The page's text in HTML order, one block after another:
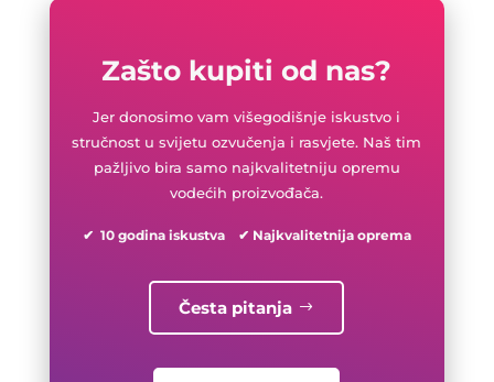
Zašto kupiti od nas?
Jer donosimo vam višegodišnje iskustvo i
stručnost u svijetu ozvučenja i rasvjete. Naš tim
pažljivo bira samo najkvalitetniju opremu
vodećih proizvođača.
✔ 10 godina iskustva ✔ Najkvalitetnija oprema
Česta pitanja